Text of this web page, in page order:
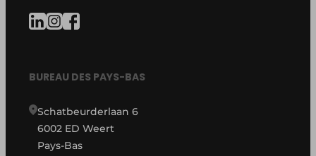
BUREAU DES PAYS-BAS
Schatbeurderlaan 6
6002 ED Weert
Pays-Bas